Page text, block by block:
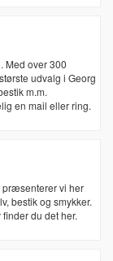
Med over 300
udvalg i Georg
m.m.
en mail eller ring.
præsenterer vi her
bestik og smykker.
du det her.